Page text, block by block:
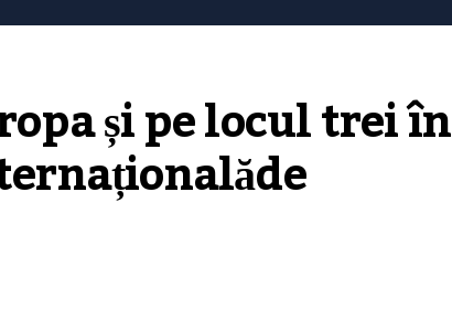
și pe locul trei în